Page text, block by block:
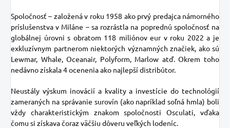
Spoločnosť – založená v roku 1958 ako prvý predajca námorného
príslušenstva v Miláne – sa rozrástla na poprednú spoločnosť na
globálnej úrovni s obratom 118 miliónov eur v roku 2022 a je
exkluzívnym partnerom niektorých významných značiek, ako sú
Lewmar, Whale, Oceanair, Polyform, Marlow atď. Okrem toho
nedávno získala 4 ocenenia ako najlepší distribútor.
Neustály výskum inovácií a kvality a investície do technológií
zameraných na správanie surovín (ako napríklad soľná hmla) boli
vždy charakteristickým znakom spoločnosti Osculati, vďaka
čomu si získava čoraz väčšiu dôveru veľkých lodeníc.